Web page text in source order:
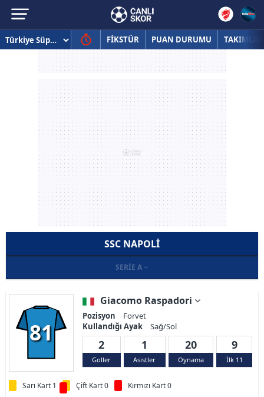
FİKSTÜR PUAN DURUMU TAKIMLAR
SSC NAPOLI
SERIE A
81
Giacomo Raspadori
Pozisyon
Forvet
Kullandığı Ayak
Sağ/Sol
2
Goller
1
Asistler
20
Oynama
9
İlk 11
Sarı Kart 1 Çift Kart 0 Kırmızı Kart 0